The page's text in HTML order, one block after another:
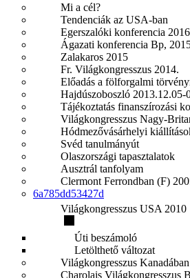
Mi a cél?
Tendenciák az USA-ban
Egerszalóki konferencia 2016
Ágazati konferencia Bp,
Zalakaros 2015
Fr. Világkongresszus 2014.
Előadás a fölforgalmi
Hajdúszoboszló 2013.12.05-
Tájékoztatás finanszírozási
Világkongresszus Nagy-
Hódmezővásárhelyi
Svéd tanulmányút
Olaszországi tapasztalatok
Ausztrál tanfolyam
Clermont Ferrondban (F)
6a785dd53427d
Világkongresszus USA 2010
Úti beszámoló
Letölthető változat
Világkongresszus Kanadában
Charolais Világkongresszus